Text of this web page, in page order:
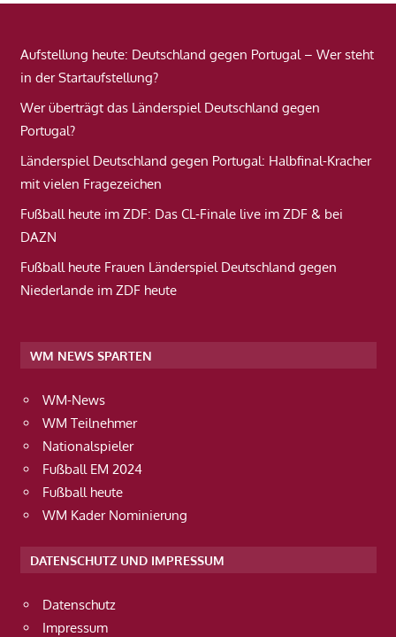
Aufstellung heute: Deutschland gegen Portugal – Wer steht
in der Startaufstellung?
Wer überträgt das Länderspiel Deutschland gegen
Portugal?
Länderspiel Deutschland gegen Portugal: Halbfinal-Kracher
mit vielen Fragezeichen
Fußball heute im ZDF: Das CL-Finale live im ZDF & bei
DAZN
Fußball heute Frauen Länderspiel Deutschland gegen
Niederlande im ZDF heute
WM NEWS SPARTEN
WM-News
WM Teilnehmer
Nationalspieler
Fußball EM 2024
Fußball heute
WM Kader Nominierung
DATENSCHUTZ UND IMPRESSUM
Datenschutz
Impressum